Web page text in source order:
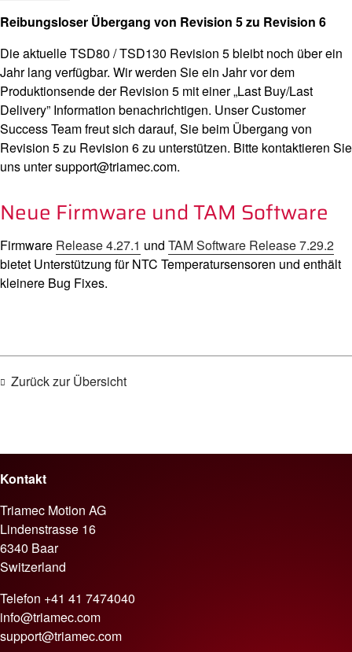
Reibungsloser Übergang von Revision 5 zu Revision 6
Die aktuelle TSD80 / TSD130 Revision 5 bleibt noch über ein
Jahr lang verfügbar. Wir werden Sie ein Jahr vor dem
Produktionsende der Revision 5 mit einer „Last Buy/Last
Delivery” Information benachrichtigen. Unser Customer
Success Team freut sich darauf, Sie beim Übergang von
Revision 5 zu Revision 6 zu unterstützen. Bitte kontaktieren Sie
uns unter support@triamec.com.
Neue Firmware und TAM Software
Firmware Release 4.27.1 und TAM Software Release 7.29.2
bietet Unterstützung für NTC Temperatursensoren und enthält
kleinere Bug Fixes.
Zurück zur Übersicht
Kontakt
Triamec Motion AG
Lindenstrasse 16
6340 Baar
Switzerland
Telefon +41 41 7474040
info@triamec.com
support@triamec.com